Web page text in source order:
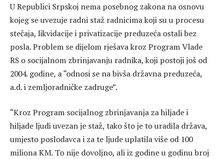
U Republici Srpskoj nema posebnog zakona na osnovu
kojeg se uvezuje radni staž radnicima koji su u procesu
stečaja, likvidacije i privatizacije preduzeća ostali bez
posla. Problem se dijelom rješava kroz Program Vlade
RS o socijalnom zbrinjavanju radnika, koji postoji još od
2004. godine, a “odnosi se na bivša državna preduzeća,
a.d. i zemljoradničke zadruge”.
“Kroz Program socijalnog zbrinjavanja za hiljade i
hiljade ljudi uvezan je staž, tako što je to uradila država,
umjesto poslodavca i za te ljude uplatila više od 100
miliona KM. To nije dovoljno, ali iz godine u godinu broj